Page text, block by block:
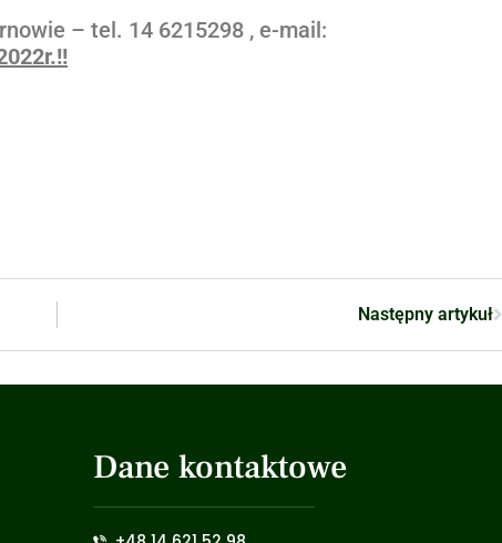
– tel. 14 6215298 , e-mail:
Następny artykuł
Dane kontaktowe